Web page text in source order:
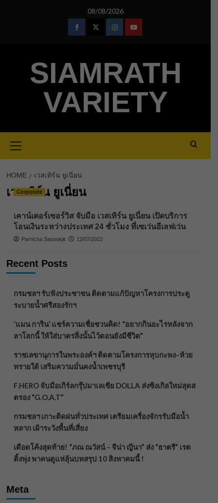
08/08/2026
FacebookTwitterInstagramYoutube
SIAMRATH
VARIETY
Menu
HOME เวสเทิร์น ยูเนี่ยน
เวสเทิร์น ยูเนี่ยน
Corporate
เคาน์เตอร์เซอร์วิส จับมือ เวสเทิร์น ยูเนี่ยน เปิดบริการ
โอนเงินระหว่างประเทศ 24 ชั่วโมง ที่เซเว่นอีเลฟเว่น
Parnicha Sasookjit 12/07/2022
Recent Posts
กรมชลฯ รับฟังประชาชน ติดตามแก้ปัญหาโครงการประตู
ระบายน้ำศรีสองรักฯ
‘แมน การิน’ แชร์ความเชื่อชวนคิด! “อยากกินอะไรหลังจาก
ลาโลกนี้ ให้ใส่บาตรสิ่งนั้นไว้ตอนยังมีชีวิต”
ราชเลขานุการในพระองค์ฯ ติดตามโครงการหุบกะพง–ห้วย
ทรายใต้ เสริมความมั่นคงน้ำเพชรบุรี
F.HERO จับมือเกิร์ลกรุ๊ปมาเลเซีย DOLLA ส่งซิงเกิลใหม่สุดส
ตรอง “G.O.A.T”
กรมชลฯ เกาะติดฝนทั่วประเทศ เตรียมเครื่องจักรรับมือน้ำ
หลาก เฝ้าระวังพื้นที่เสี่ยง
เดือดโค้งสุดท้าย! “ภณ ณวัสน์ – จีน่า ญีนา” ส่ง “ธาตรี” เรต
ติ้งพุ่ง พาคนดูแห่ลุ้นบทสรุป 10 สิงหาคมนี้ !
Meta